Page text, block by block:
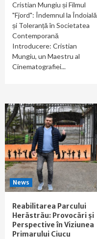
Cristian Mungiu și Filmul
"Fjord": Îndemnul la Îndoială
și Toleranță în Societatea
Contemporană
Introducere: Cristian
Mungiu, un Maestru al
Cinematografiei...
News
Reabilitarea Parcului
Herăstrău: Provocări și
Perspective în Viziunea
Primarului Ciucu